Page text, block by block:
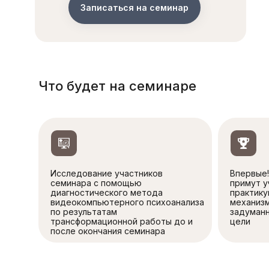
Записаться на семинар
Что будет на семинаре
Исследование участников
семинара с помощью
диагностического метода
видеокомпьютерного психоанализа
по результатам
трансформационной работы до и
после окончания семинара
примут
цели